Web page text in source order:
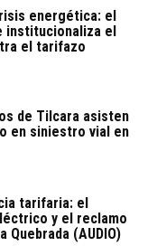
energética: el
institucionaliza el
el tarifazo
de Tilcara asisten
en siniestro vial en
tarifaria: el
y el reclamo
Quebrada (AUDIO)